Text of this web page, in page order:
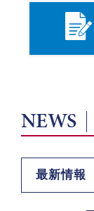
NEWS
最新情報